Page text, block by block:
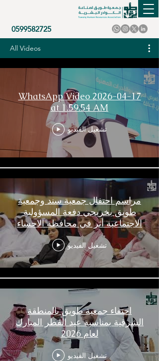
0599582725
All Videos
WhatsApp Video 2026-04-17
at 1.59.54 AM
تشغيل الفيديو
‏مراسم احتفال جمعية سند وجمعية
طويق بخريجي دفعة المسؤولية
الاجتماعية أثر في محافظة الاحساء
تشغيل الفيديو
احتفاء جمعية طويق بالمنطقة
الشرقية بمناسبة عيد الفطر المبارك
لعام 2026
تشغيل الفيديو